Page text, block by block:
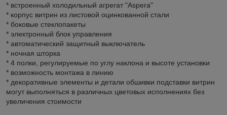
* встроенный холодильный агрегат "Aspera"
* корпус витрин из листовой оцинкованной стали
* боковые стеклопакеты
* электронный блок управления
* автоматический защитный выключатель
* ночная шторка
* 4 полки, регулируемые по углу наклона и высоте установки
* возможность монтажа в линию
* декоративные элементы и детали обшивки подставки витрин
могут выполняться в различных цветовых исполнениях без
увеличения стоимости